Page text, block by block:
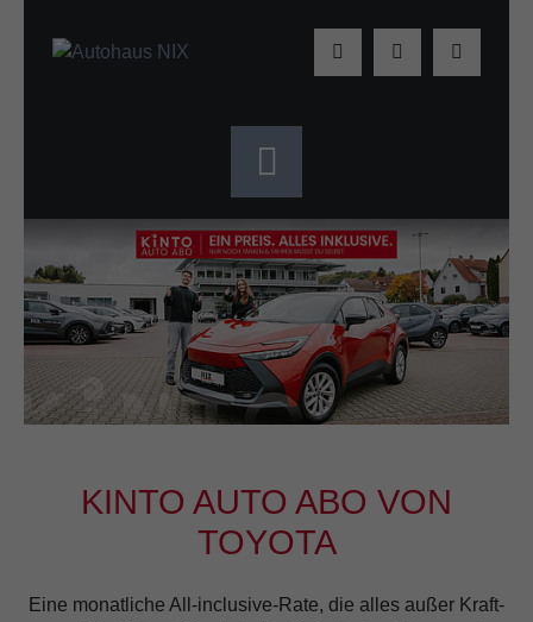
KINTO AUTO ABO VON
TOYOTA
Eine monatliche All-inclusive-Rate, die alles außer Kraft-